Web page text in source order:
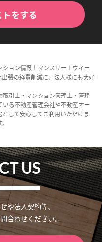
をする
ョン情報！マンスリー＋ウィー
張の経費削減に、法人様にも大好
引士・マンション管理士・管理
る不動産管理会社や不動産オー
して安心してご利用いただけま
US
や法人契約等、
合わせください。